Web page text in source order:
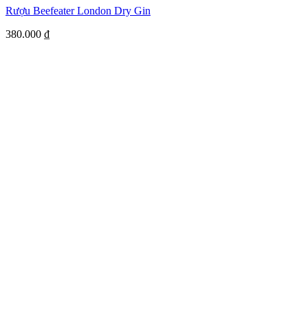
Rượu Beefeater London Dry Gin
380.000 ₫